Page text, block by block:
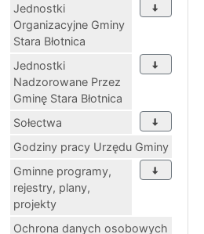
Jednostki
Organizacyjne Gminy
Stara Błotnica
Jednostki
Nadzorowane Przez
Gminę Stara Błotnica
Sołectwa
Godziny pracy Urzędu Gminy
Gminne programy,
rejestry, plany,
projekty
Ochrona danych osobowych